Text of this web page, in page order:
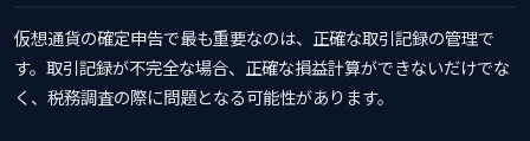
仮想通貨の確定申告で最も重要なのは、正確な取引記録の管理で
す。取引記録が不完全な場合、正確な損益計算ができないだけでな
く、税務調査の際に問題となる可能性があります。